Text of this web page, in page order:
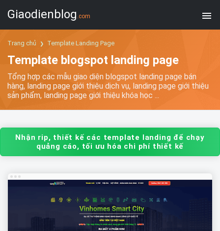
Giaodienblog .com
Trang chủ Template Landing Page
Template blogspot landing page
Tổng hợp các mẫu giao diện blogspot landing page bán
hàng, landing page giới thiệu dịch vụ, landing page giới thiệu
sản phẩm, landing page giới thiệu khóa học ...
Nhận rip, thiết kế các template landing để chạy
quảng cáo, tối ưu hóa chi phí thiết kế